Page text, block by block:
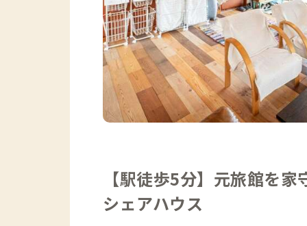
【駅徒歩5分】元旅館を
シェアハウス